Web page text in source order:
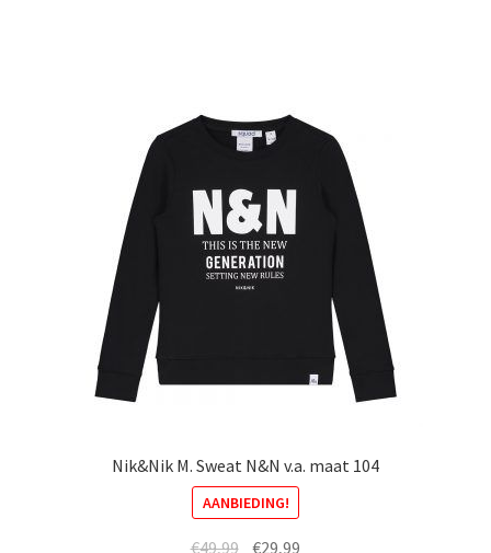
Nik&Nik M. Sweat N&N v.a. maat 104
AANBIEDING!
€49,99 Oorspronkelijke
€29,99